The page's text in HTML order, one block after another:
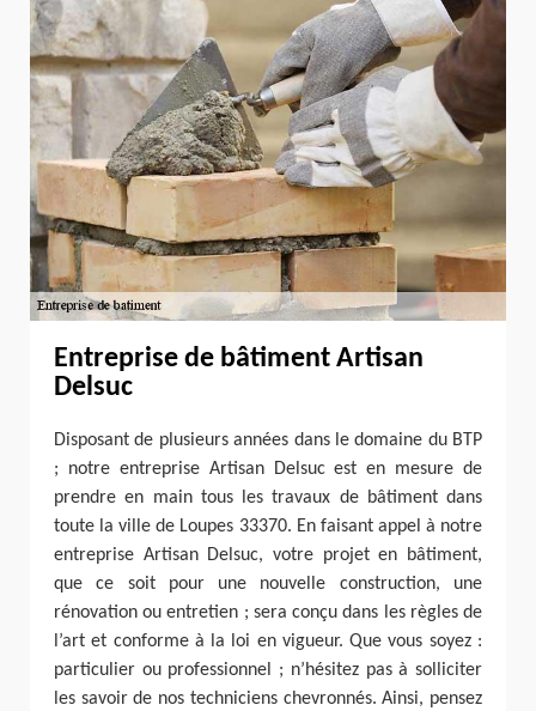
Entreprise de bâtiment Artisan
Delsuc
Disposant de plusieurs années dans le domaine du BTP
; notre entreprise Artisan Delsuc est en mesure de
prendre en main tous les travaux de bâtiment dans
toute la ville de Loupes 33370. En faisant appel à notre
entreprise Artisan Delsuc, votre projet en bâtiment,
que ce soit pour une nouvelle construction, une
rénovation ou entretien ; sera conçu dans les règles de
l’art et conforme à la loi en vigueur. Que vous soyez :
particulier ou professionnel ; n’hésitez pas à solliciter
les savoir de nos techniciens chevronnés. Ainsi, pensez